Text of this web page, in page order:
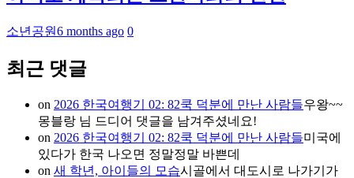
소년공원6 months ago 0
최근 댓글
on 2026 한국여행기 02: 82쿡 덕분에 만난 사람들우왕~~
몽블랑 님 드디어 댓글을 남겨주셨네요!
on 2026 한국여행기 02: 82쿡 덕분에 만난 사람들미국에
있다가 한국 나오면 정말정말 바쁜데
on 새 학년, 아이들의 모습시골에서 대도시로 나가기가